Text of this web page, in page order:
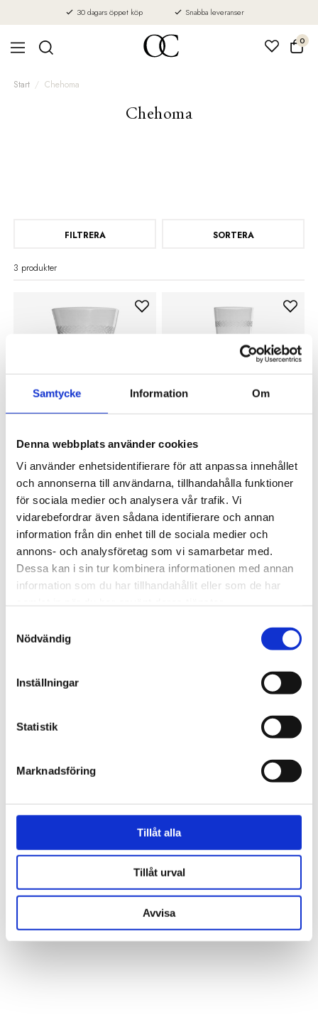
Samtycke Information Om
Denna webbplats använder cookies
Vi använder enhetsidentifierare för att anpassa innehållet
och annonserna till användarna, tillhandahålla funktioner
för sociala medier och analysera vår trafik. Vi
vidarebefordrar även sådana identifierare och annan
information från din enhet till de sociala medier och
annons- och analysföretag som vi samarbetar med.
Dessa kan i sin tur kombinera informationen med annan
information som du har tillhandahållit eller som de har
Nödvändig
Inställningar
Statistik
Marknadsföring
Tillåt alla
Tillåt urval
Avvisa
30 dagars öppet köp Snabba leveranser
0
Start Chehoma
Chehoma
FILTRERA SORTERA
3 produkter
Vinglas lövslinga
169 kr
Champagneglas lövslinga
169 kr
Vit domino box